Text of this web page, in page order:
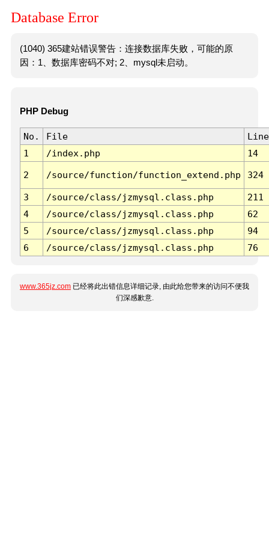
Database Error
(1040) 365建站错误警告：连接数据库失败，可能的原
因：1、数据库密码不对; 2、mysql未启动。
PHP Debug
No. File
Line
1
/index.php 14
2 /source/function/function_extend.php 324
3 /source/class/jzmysql.class.php
211
4
/source/class/jzmysql.class.php
62
5
/source/class/jzmysql.class.php
94
6
/source/class/jzmysql.class.php 76
www.365jz.com 已经将此出错信息详细记录, 由此给您带来的访问不便我
们深感歉意.